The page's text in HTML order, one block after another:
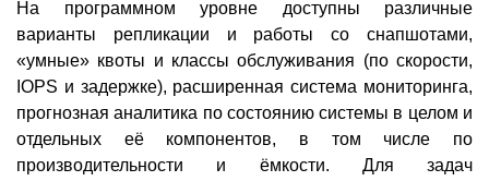
На программном уровне доступны различные
варианты репликации и работы со снапшотами,
«умные» квоты и классы обслуживания (по скорости,
IOPS и задержке), расширенная система мониторинга,
прогнозная аналитика по состоянию системы в целом и
отдельных её компонентов, в том числе по
производительности и ёмкости. Для задач